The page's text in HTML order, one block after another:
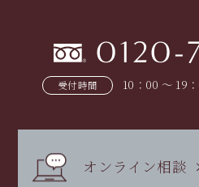
0120-
受付時間 10：00 〜 19
オンライン相談